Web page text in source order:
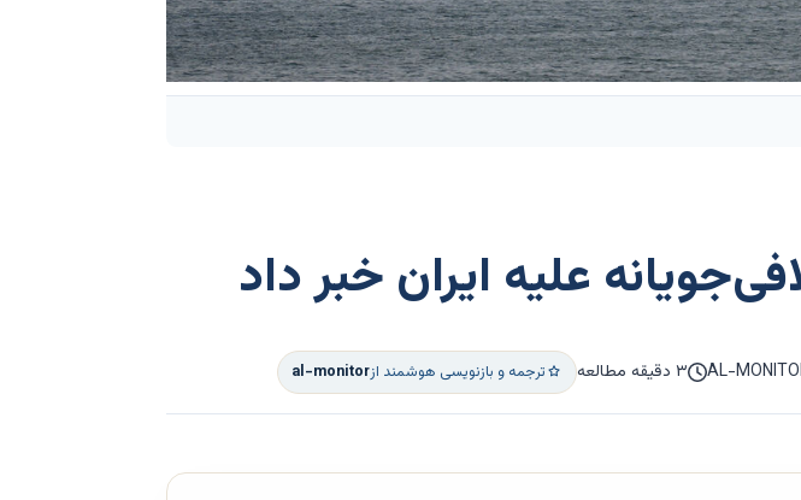
علیه ایران خبر داد
۳ دقیقه مطالعه ترجمه و بازنویسی هوشمند ازal-monitor